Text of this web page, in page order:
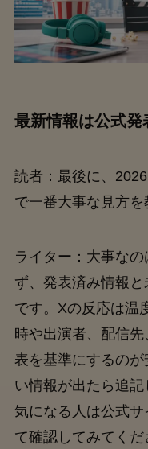
最新情報は公式発
読者：最後に、
で一番大事な見方を
ライター：大事な
ず、発表済み情報
です。Xの反応は温
時や出演者、配信
表を基準にするの
い情報が出たら追記
気になる人は公式
て確認してみてくだ